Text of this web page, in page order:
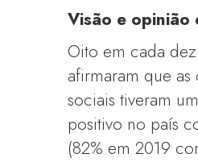
Visão e opinião
Oito em cada
afirmaram que
sociais tiveram
positivo no país
(82% em 2019